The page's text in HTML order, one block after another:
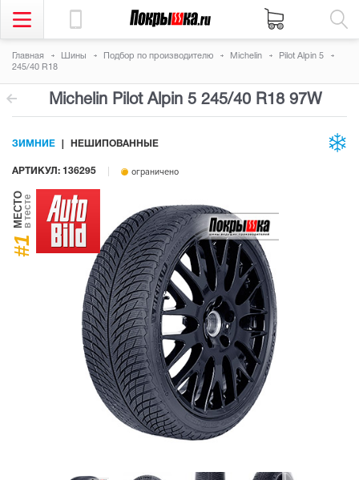
Главная Шины Подбор по производителю Michelin
Pilot Alpin 5
245/40 R18
Michelin Pilot Alpin 5 245/40 R18 97W
АРТИКУЛ: 136295 ограничено
ЗИМНИЕ НЕШИПОВАННЫЕ
#1
МЕСТОв тесте